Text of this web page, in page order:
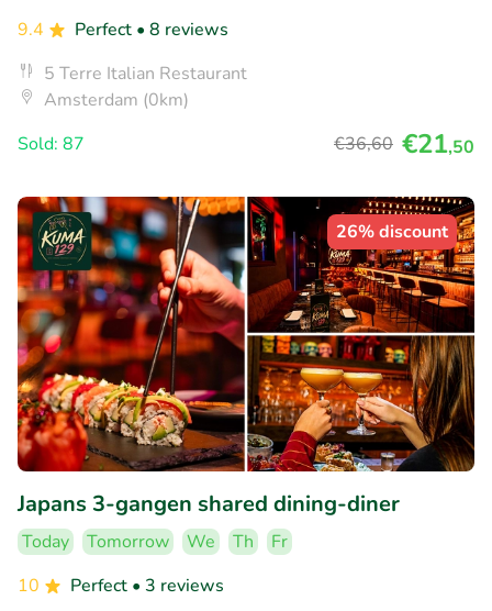
9.4
Perfect • 8 reviews
5 Terre Italian Restaurant
Amsterdam (0km)
Sold: 87
€36,60 €21,50
26% discount
Japans 3-gangen shared dining-diner
Today Tomorrow We Th
Fr
10
Perfect • 3 reviews